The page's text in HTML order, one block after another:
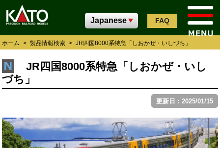
FAQ
ホーム > 製品情報検索 > JR四国8000系特急「しおかぜ・いしづち」
JR四国8000系特急「しおかぜ・いし
づち」
更新日：2025/01/15